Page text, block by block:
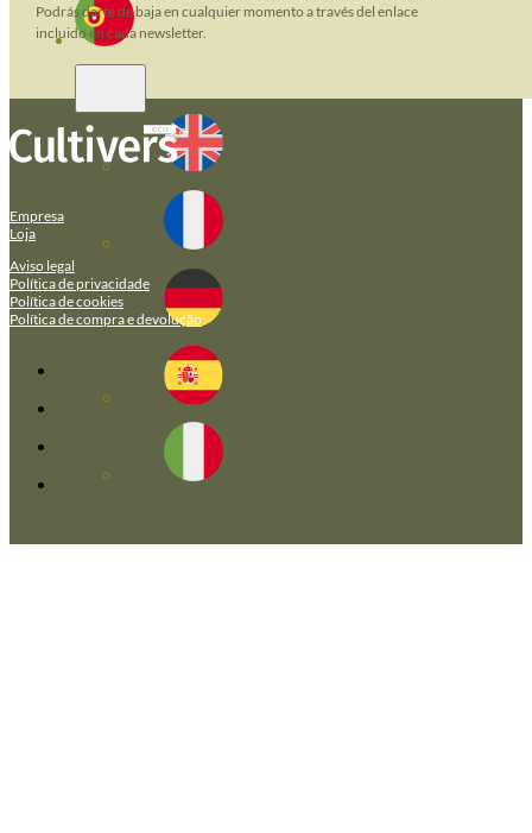
Podrás darte de baja en cualquier momento a través del enlace
incluido en cada newsletter.
Empresa
Loja
Aviso legal
Política de privacidade
Política de cookies
Política de compra e devolução